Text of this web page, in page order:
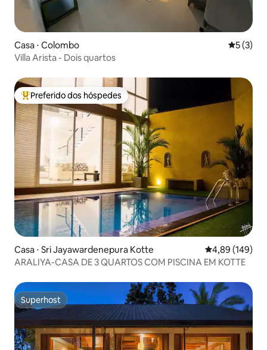
Casa ⋅ Colombo 5 de
5 (3)
Villa Arista - Dois quartos
Entre os melhores preferidos dos hóspedes
Preferido dos hóspedes
Casa ⋅ Sri Jayawardenepura Kotte 4,89 de uma
4,89 (149)
ARALIYA-CASA DE 3 QUARTOS COM PISCINA EM KOTTE
Superhost
Superhost